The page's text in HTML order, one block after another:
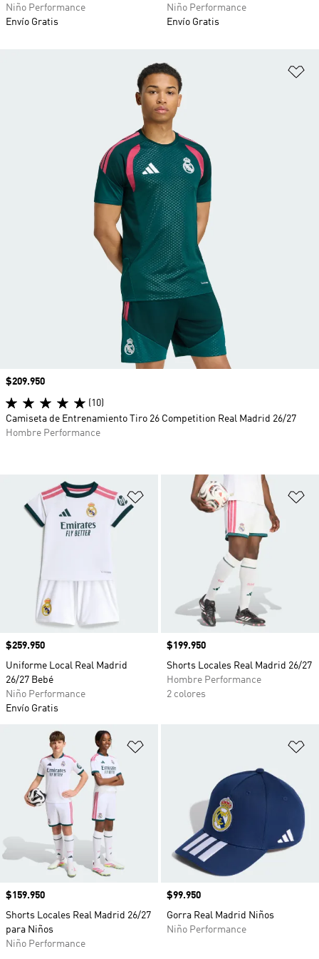
Niño Performance
Envío Gratis
Niño Performance
Envío Gratis
Añadir a la lista de deseos
Precio
$259.950
Uniforme Local Real Madrid
26/27 Bebé
Niño Performance
Envío Gratis
Precio
$199.950
Shorts Locales Real Madrid 26/27
Hombre Performance
2 colores
Precio
$159.950
Shorts Locales Real Madrid 26/27
para Niños
Niño Performance
Precio
$99.950
Gorra Real Madrid Niños
Niño Performance
Precio
$209.950
(10)
Camiseta de Entrenamiento Tiro 26 Competition Real Madrid 26/27
Hombre Performance